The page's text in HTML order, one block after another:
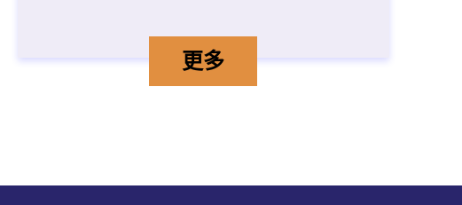
天水圍快樂新面貌 踏出健康人
更多詳情